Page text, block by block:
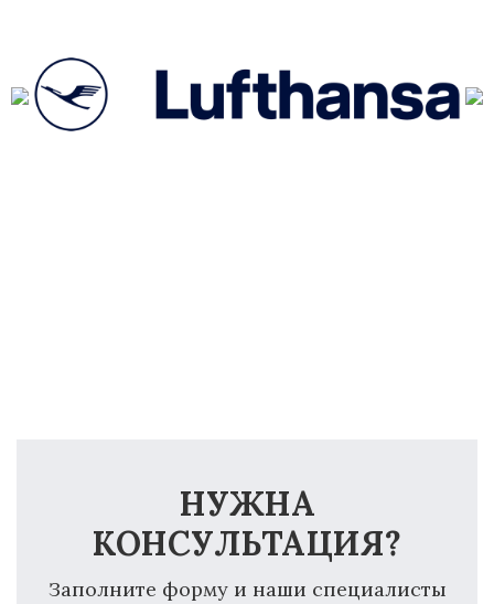
НУЖНА
КОНСУЛЬТАЦИЯ?
Заполните форму и наши специалисты